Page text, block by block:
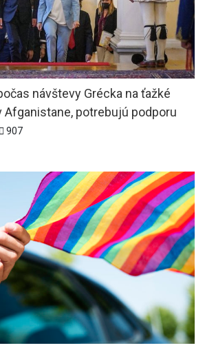
návštevy Grécka na ťažké
Afganistane, potrebujú podporu
907